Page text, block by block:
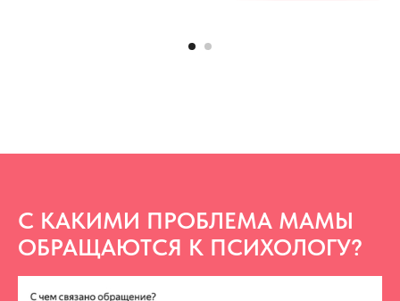
С КАКИМИ ПРОБЛЕМА МАМЫ
ОБРАЩАЮТСЯ К ПСИХОЛОГУ?